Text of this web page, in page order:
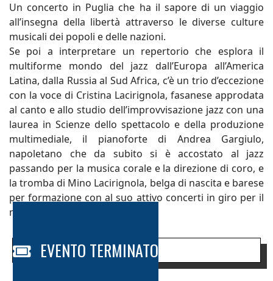
Un concerto in Puglia che ha il sapore di un viaggio
all’insegna della libertà attraverso le diverse culture
musicali dei popoli e delle nazioni.
Se poi a interpretare un repertorio che esplora il
multiforme mondo del jazz dall’Europa all’America
Latina, dalla Russia al Sud Africa, c’è un trio d’eccezione
con la voce di Cristina Lacirignola, fasanese approdata
al canto e allo studio dell’improvvisazione jazz con una
laurea in Scienze dello spettacolo e della produzione
multimediale, il pianoforte di Andrea Gargiulo,
napoletano che da subito si è accostato al jazz
passando per la musica corale e la direzione di coro, e
la tromba di Mino Lacirignola, belga di nascita e barese
per formazione con al suo attivo concerti in giro per il
mondo e più di 20 cd.
EVENTO TERMINATO